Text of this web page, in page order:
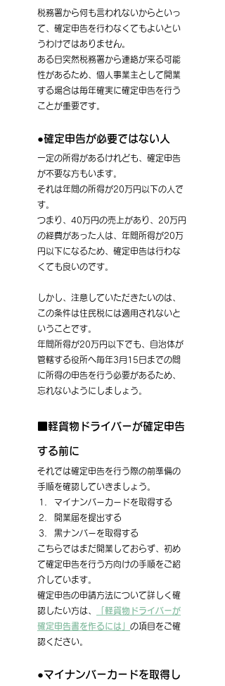
税務署から何も言われないからといっ
て、確定申告を行わなくてもよいとい
うわけではありません。
ある日突然税務署から連絡が来る可能
性があるため、個人事業主として開業
する場合は毎年確実に確定申告を行う
ことが重要です。
●確定申告が必要ではない人
一定の所得があるけれども、確定申告
が不要な方もいます。
それは年間の所得が20万円以下の人で
す。
つまり、40万円の売上があり、20万円
の経費があった人は、年間所得が20万
円以下になるため、確定申告は行わな
くても良いのです。
しかし、注意していただきたいのは、
この条件は住民税には適用されないと
いうことです。
年間所得が20万円以下でも、自治体が
管轄する役所へ毎年3月15日までの間
に所得の申告を行う必要があるため、
忘れないようにしましょう。
■軽貨物ドライバーが確定申告
する前に
それでは確定申告を行う際の前準備の
手順を確認していきましょう。
マイナンバーカードを取得する
開業届を提出する
黒ナンバーを取得する
こちらではまだ開業しておらず、初め
て確定申告を行う方向けの手順をご紹
介しています。
確定申告の申請方法について詳しく確
認したい方は、
「軽貨物ドライバーが
確定申告書を作るには」 の項目をご確
認ください。
●マイナンバーカードを取得し